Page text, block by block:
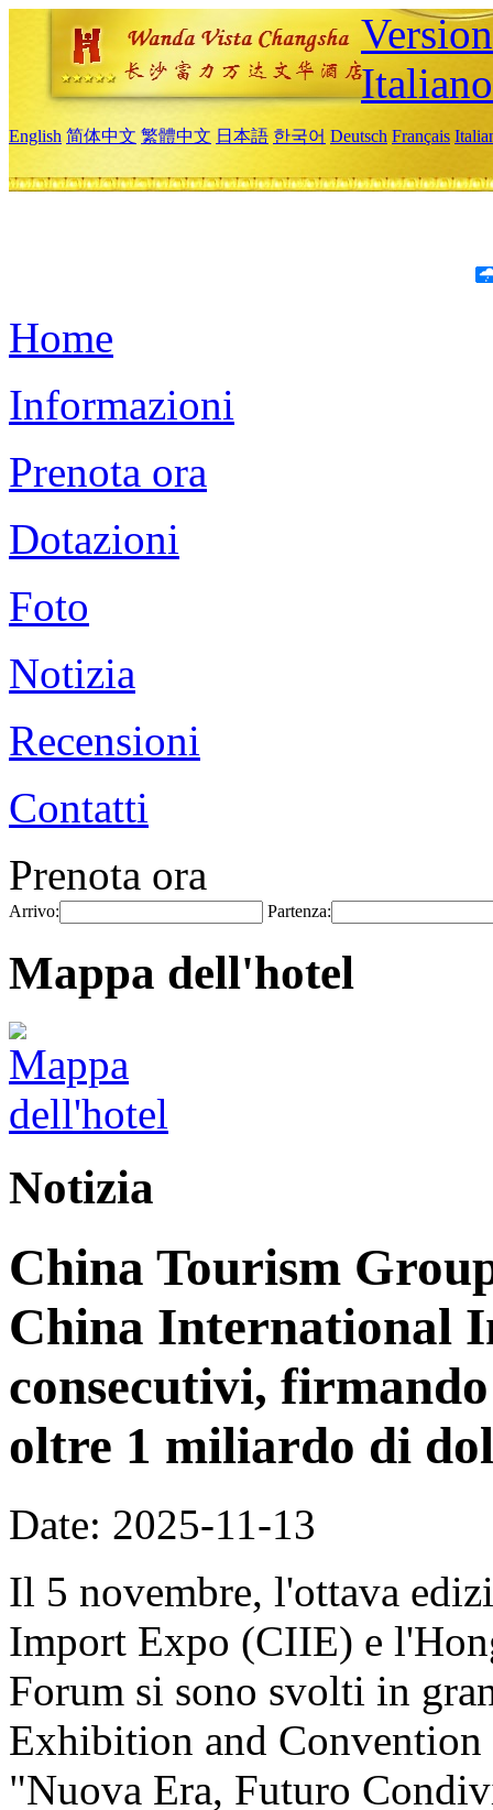
Italiano
English 简体中文 繁體中文 日本語 한국어 Deutsch Français
Home
Informazioni
Prenota ora
Dotazioni
Foto
Notizia
Recensioni
Contatti
Prenota ora
Arrivo: Partenza:
Mappa dell'hotel
Notizia
China Tourism
China International
consecutivi,
oltre 1 miliardo di
Date: 2025-11-13
Il 5 novembre, l'ottava
Import Expo (CIIE) e
Forum si sono svolti in
Exhibition and Convention
"Nuova Era, Futuro